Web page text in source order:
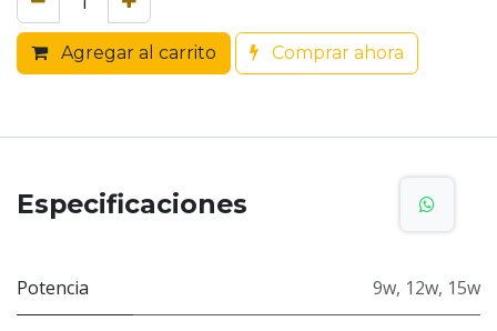
Agregar al carrito Comprar ahora
Especificaciones
Potencia 9w, 12w, 15w